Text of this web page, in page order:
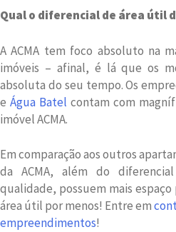
Qual o diferencial de área útil
A ACMA tem foco absoluto na
imóveis – afinal, é lá que os
absoluta do seu tempo. Os
e Água Batel contam com
imóvel ACMA.
Em comparação aos outros
da ACMA, além do
qualidade, possuem mais
área útil por menos! Entre em
empreendimentos!